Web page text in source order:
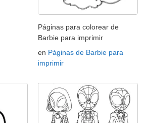
Páginas para colorear de
Barbie para imprimir
en Páginas de Barbie para
imprimir